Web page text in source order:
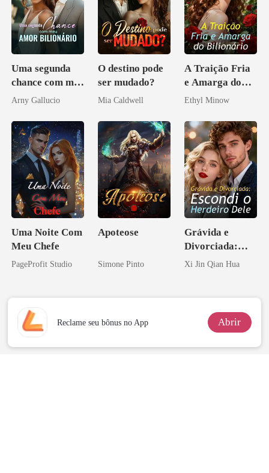
Uma segunda
chance com meu
amor bilionário
Arny Gallucio
O destino pode
ser mudado?
Mia Caldwell
A Traição Fria
e Amarga do
Bilionário
Ethyl Minow
Uma Noite Com
Meu Chefe
PageProfit Studio
Apoteose
Simone Pinto
Grávida e
Divorciada:
Escondi o
Xi Jin Qian Hua
Reclame seu bônus no App Abrir